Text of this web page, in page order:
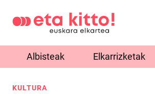
Albisteak Elkarrizketak
KULTURA